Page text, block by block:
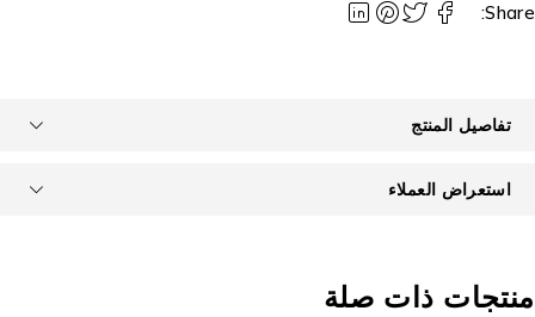
تفاصيل المنتج
استعراض العملاء
ذات صلة